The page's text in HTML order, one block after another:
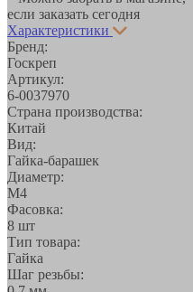
если заказать сегодня
Характеристики
Бренд:
Госкреп
Артикул:
6-0037970
Страна производства:
Китай
Вид:
Гайка-барашек
Диаметр:
М4
Фасовка:
8 шт
Тип товара:
Гайка
Шаг резьбы: